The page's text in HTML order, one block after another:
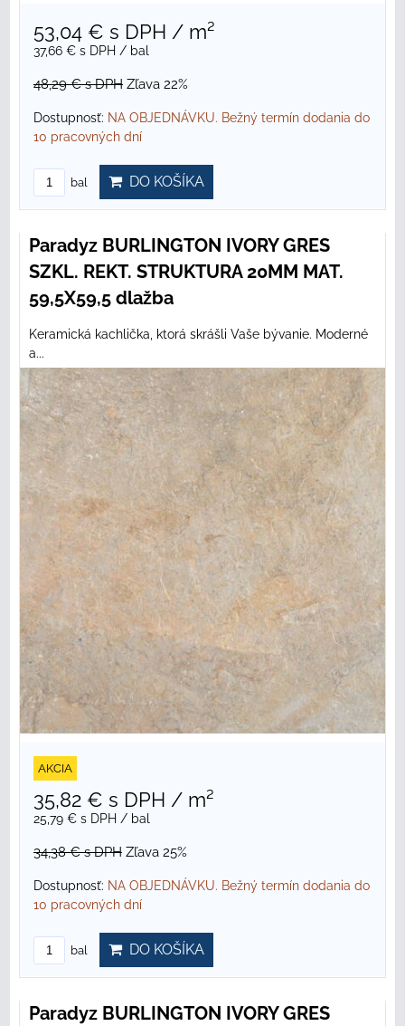
53,04 € s DPH / m²
37,66 € s DPH / bal
48,29 €s DPH Zľava 22%
Dostupnosť: NA OBJEDNÁVKU. Bežný termín dodania do
10 pracovných dní
bal DO KOŠÍKA
Paradyz BURLINGTON IVORY GRES
SZKL. REKT. STRUKTURA 20MM MAT.
59,5X59,5 dlažba
Keramická kachlička, ktorá skrášli Vaše bývanie. Moderné
a...
AKCIA
35,82 € s DPH / m²
25,79 € s DPH / bal
34,38 €s DPH Zľava 25%
Dostupnosť: NA OBJEDNÁVKU. Bežný termín dodania do
10 pracovných dní
bal DO KOŠÍKA
Paradyz BURLINGTON IVORY GRES